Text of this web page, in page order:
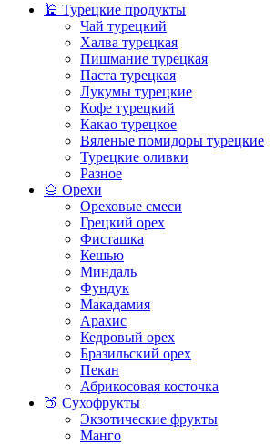
🕌 Турецкие продукты
Чай турецкий
Халва турецкая
Пишмание турецкая
Паста турецкая
Лукумы турецкие
Кофе турецкий
Какао турецкое
Вяленые помидоры турецкие
Турецкие оливки
Разное
🌰 Орехи
Ореховые смеси
Грецкий орех
Фисташка
Кешью
Миндаль
Фундук
Макадамия
Арахис
Кедровый орех
Бразильский орех
Пекан
Абрикосовая косточка
🍑 Сухофрукты
Экзотические фрукты
Манго